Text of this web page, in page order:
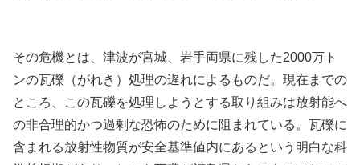
その危機とは、津波が宮城、岩手両県に残した2000万ト
ンの瓦礫（がれき）処理の遅れによるものだ。現在までの
ところ、この瓦礫を処理しようとする取り組みは放射能へ
の非合理的かつ過剰な恐怖のために阻まれている。瓦礫に
含まれる放射性物質が安全基準値内にあるという明白な科